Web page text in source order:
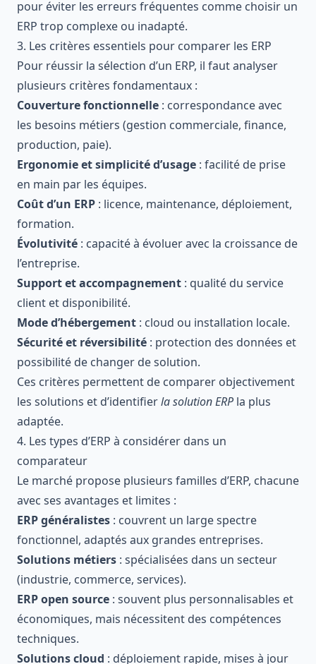
pour éviter les erreurs fréquentes comme choisir un
ERP trop complexe ou inadapté.
3. Les critères essentiels pour comparer les ERP
Pour réussir la sélection d’un ERP, il faut analyser
plusieurs critères fondamentaux :
Couverture fonctionnelle : correspondance avec
les besoins métiers (gestion commerciale, finance,
production, paie).
Ergonomie et simplicité d’usage : facilité de prise
en main par les équipes.
Coût d’un ERP : licence, maintenance, déploiement,
formation.
Évolutivité : capacité à évoluer avec la croissance de
l’entreprise.
Support et accompagnement : qualité du service
client et disponibilité.
Mode d’hébergement : cloud ou installation locale.
Sécurité et réversibilité : protection des données et
possibilité de changer de solution.
Ces critères permettent de comparer objectivement
les solutions et d’identifierla solution ERP la plus
adaptée.
4. Les types d’ERP à considérer dans un
comparateur
Le marché propose plusieurs familles d’ERP, chacune
avec ses avantages et limites :
ERP généralistes : couvrent un large spectre
fonctionnel, adaptés aux grandes entreprises.
Solutions métiers : spécialisées dans un secteur
(industrie, commerce, services).
ERP open source : souvent plus personnalisables et
économiques, mais nécessitent des compétences
techniques.
Solutions cloud : déploiement rapide, mises à jour